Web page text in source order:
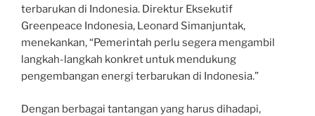
terbarukan di Indonesia. Direktur Eksekutif
Greenpeace Indonesia, Leonard Simanjuntak,
menekankan, “Pemerintah perlu segera mengambil
langkah-langkah konkret untuk mendukung
pengembangan energi terbarukan di Indonesia.”
Dengan berbagai tantangan yang harus dihadapi,